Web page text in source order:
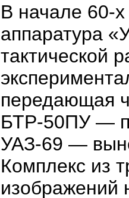
В начале 60-
аппаратура
тактической
передающая
БТР-50ПУ —
УАЗ-69 —
Комплекс из
изображений